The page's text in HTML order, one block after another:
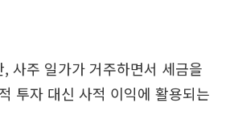
사주 일가가 거주하면서 세금을
투자 대신 사적 이익에 활용되는